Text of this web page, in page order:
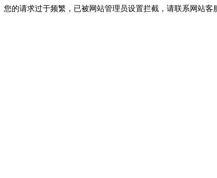
您的请求过于频繁，已被网站管理员设置拦截，请联系网站客